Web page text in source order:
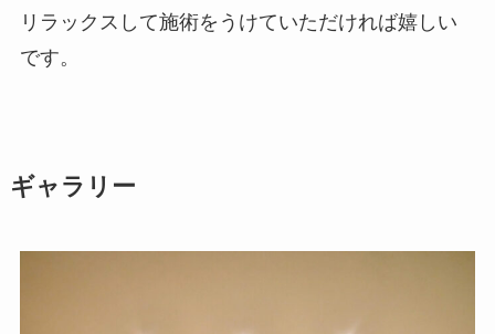
リラックスして施術をうけていただければ嬉しい
です。
ギャラリー